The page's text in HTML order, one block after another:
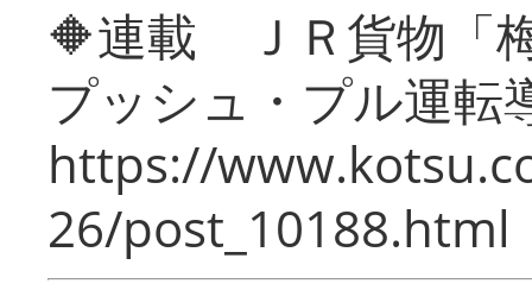
🔶連載 ＪＲ貨物「
プッシュ・プル運転
https://
26/post_10188.html